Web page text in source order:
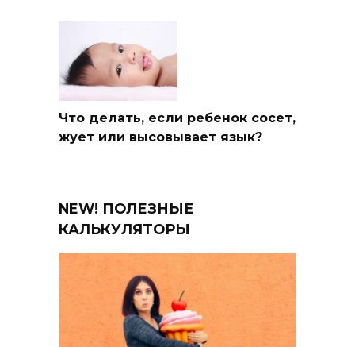
Что делать, если ребенок сосет,
жует или высовывает язык?
NEW! ПОЛЕЗНЫЕ
КАЛЬКУЛЯТОРЫ